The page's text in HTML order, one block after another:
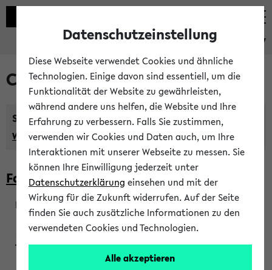
eKVV
Courses taught in English
Semester:
WiSe 2026/2027 SoSe 2026 Previous...
Faculty of Biology
200923
Wendisch, Peters-Wendisch, Stegelmann
Datenschutzeinstellung
Diese Webseite verwendet Cookies und ähnliche
Technologien. Einige davon sind essentiell, um die
Funktionalität der Website zu gewährleisten,
während andere uns helfen, die Website und Ihre
Erfahrung zu verbessern. Falls Sie zustimmen,
verwenden wir Cookies und Daten auch, um Ihre
Interaktionen mit unserer Webseite zu messen. Sie
können Ihre Einwilligung jederzeit unter
Datenschutzerklärung einsehen und mit der
Wirkung für die Zukunft widerrufen. Auf der Seite
finden Sie auch zusätzliche Informationen zu den
verwendeten Cookies und Technologien.
Alle akzeptieren